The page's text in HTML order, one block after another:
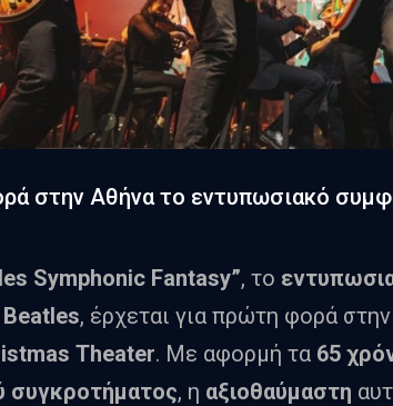
στην Αθήνα το εντυπωσιακό
Symphonic Fantasy”, το
Beatles, έρχεται για πρώτη φορά στην
Theater. Με αφορμή τα 65
συγκροτήματος, η αξιοθαύμαστη